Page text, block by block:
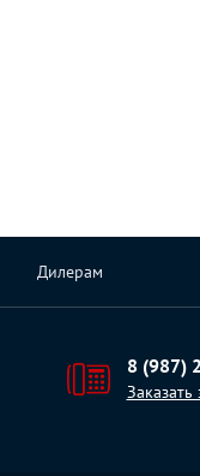
Дилерам
8 (987)
Заказать